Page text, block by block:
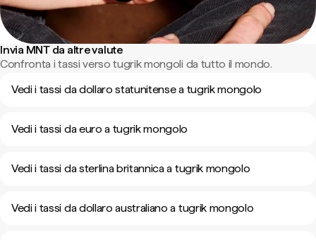
Invia MNT da altre valute
Confronta i tassi verso tugrik mongoli da tutto il mondo.
Vedi i tassi da dollaro statunitense a tugrik mongolo
Vedi i tassi da euro a tugrik mongolo
Vedi i tassi da sterlina britannica a tugrik mongolo
Vedi i tassi da dollaro australiano a tugrik mongolo